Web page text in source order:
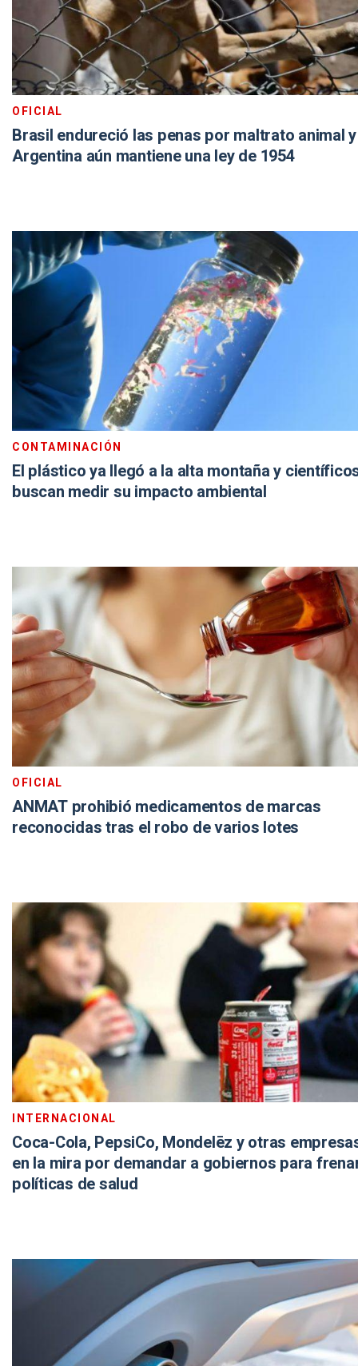
OFICIAL
Brasil endureció las penas por maltrato animal y
Argentina aún mantiene una ley de 1954
CONTAMINACIÓN
El plástico ya llegó a la alta montaña y
buscan medir su impacto ambiental
OFICIAL
ANMAT prohibió medicamentos de marcas
reconocidas tras el robo de varios lotes
INTERNACIONAL
Coca-Cola, PepsiCo, Mondelēz y otras
en la mira por demandar a gobiernos para
políticas de salud